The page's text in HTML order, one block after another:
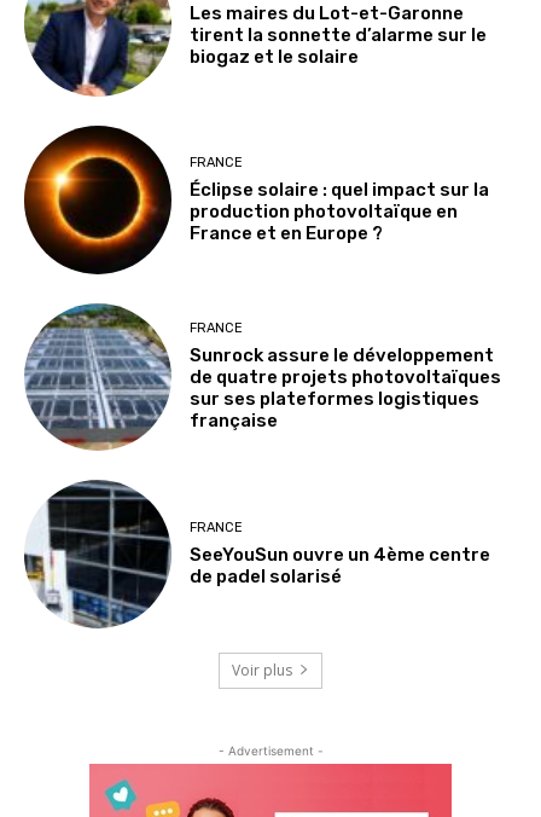
Les maires du Lot-et-Garonne
tirent la sonnette d’alarme sur le
biogaz et le solaire
FRANCE
Éclipse solaire : quel impact sur la
production photovoltaïque en
France et en Europe ?
FRANCE
Sunrock assure le développement
de quatre projets photovoltaïques
sur ses plateformes logistiques
française
FRANCE
SeeYouSun ouvre un 4ème centre
de padel solarisé
Voir plus
- Advertisement -